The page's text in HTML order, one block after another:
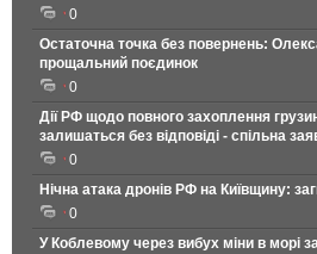
0
Остаточна точка без повернень:
прощальний поєдинок
0
Дії РФ щодо повного захоплення
залишаться без відповіді - спільна
0
Нічна атака дронів РФ на Київщину:
0
У Коблевому через вибух міни в морі